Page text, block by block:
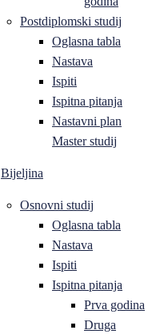
Postdiplomski studij
Oglasna tabla
Nastava
Ispiti
Ispitna pitanja
Nastavni plan
Master studij
Bijeljina
Osnovni studij
Oglasna tabla
Nastava
Ispiti
Ispitna pitanja
Prva godina
Druga